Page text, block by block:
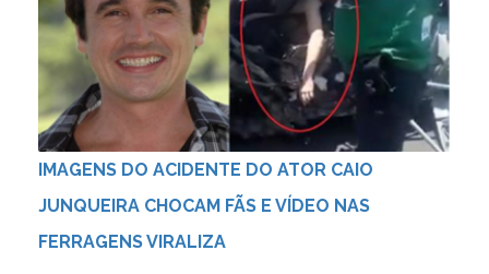
IMAGENS DO ACIDENTE DO ATOR CAIO
JUNQUEIRA CHOCAM FÃS E VÍDEO NAS
FERRAGENS VIRALIZA